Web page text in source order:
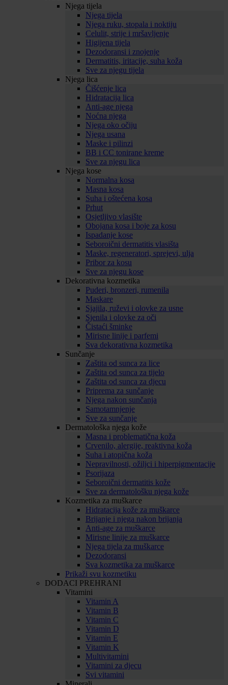
Njega tijela
Njega tijela
Njega ruku, stopala i noktiju
Celulit, strije i mršavljenje
Higijena tijela
Dezodoransi i znojenje
Dermatitis, iritacije, suha koža
Sve za njegu tijela
Njega lica
Čišćenje lica
Hidratacija lica
Anti-age njega
Noćna njega
Njega oko očiju
Njega usana
Maske i pilinzi
BB i CC tonirane kreme
Sve za njegu lica
Njega kose
Normalna kosa
Masna kosa
Suha i oštećena kosa
Prhut
Osjetljivo vlasište
Obojana kosa i boje za kosu
Ispadanje kose
Seboroični dermatitis vlasišta
Maske, regeneratori, sprejevi, ulja
Pribor za kosu
Sve za njegu kose
Dekorativna kozmetika
Puderi, bronzeri, rumenila
Maskare
Sjajila, ruževi i olovke za usne
Sjenila i olovke za oči
Čistaći šminke
Mirisne linije i parfemi
Sva dekorativna kozmetika
Sunčanje
Zaštita od sunca za lice
Zaštita od sunca za tijelo
Zaštita od sunca za djecu
Priprema za sunčanje
Njega nakon sunčanja
Samotamnjenje
Sve za sunčanje
Dermatološka njega kože
Masna i problematična koža
Crvenilo, alergije, reaktivna koža
Suha i atopična koža
Nepravilnosti, ožiljci i hiperpigmentacije
Psorijaza
Seboroični dermatitis kože
Sve za dermatološku njega kože
Kozmetika za muškarce
Hidratacija kože za muškarce
Brijanje i njega nakon brijanja
Anti-age za muškarce
Mirisne linije za muškarce
Njega tijela za muškarce
Dezodoransi
Sva kozmetika za muškarce
Prikaži svu kozmetiku
DODACI PREHRANI
Vitamini
Vitamin A
Vitamin B
Vitamin C
Vitamin D
Vitamin E
Vitamin K
Multivitamini
Vitamini za djecu
Svi vitamini